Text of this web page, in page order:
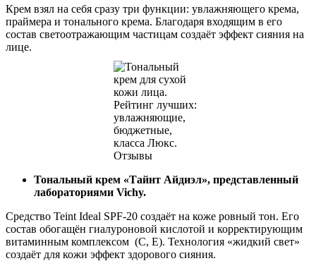
Крем взял на себя сразу три функции: увлажняющего крема,
праймера и тонального крема. Благодаря входящим в его
состав светоотражающим частицам создаёт эффект сияния на
лице.
Тональный крем «Тайнт Айдиэл», представленный
лабораториями Vichy.
Средство Teint Ideal SPF-20 создаёт на коже ровный тон. Его
состав обогащён гиалуроновой кислотой и корректирующим
витаминным комплексом (С, Е). Технология «жидкий свет»
создаёт для кожи эффект здорового сияния.